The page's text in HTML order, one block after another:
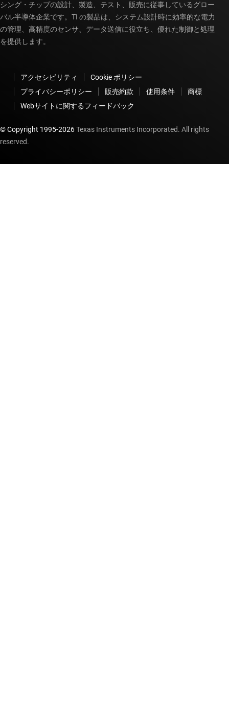
シング・チップの設計、製造、テスト、販売に従事しているグロー
バル半導体企業です。TI の製品は、システム設計時に効率的な電力
の管理、高精度のセンサ、データ送信に役立ち、優れた制御と処理
を提供します。
アクセシビリティ
Cookie ポリシー
プライバシーポリシー
販売約款 使用条件
商標
Webサイトに関するフィードバック
© Copyright 1995-2026Texas Instruments Incorporated. All rights
reserved.